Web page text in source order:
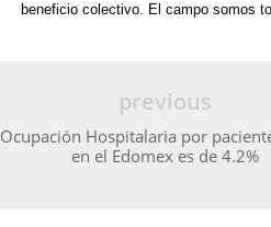
beneficio colectivo. El campo somos
previous
Ocupación Hospitalaria por
en el Edomex es de 4.2%